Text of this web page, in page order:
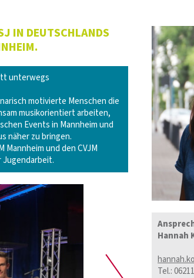
IN DEUTSCHLANDS
unterwegs
motivierte Menschen die
musikorientiert arbeiten,
Events in Mannheim und
näher zu bringen.
Mannheim und den CVJM
Jugendarbeit.
Hannah
Tel.: